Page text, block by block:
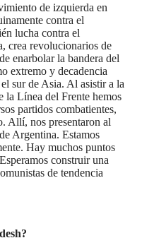
de izquierda en
contra el
lucha contra el
crea revolucionarios de
enarbolar la bandera del
extremo y decadencia
sur de Asia. Al asistir a la
la Línea del Frente hemos
partidos combatientes,
Allí, nos presentaron al
Argentina. Estamos
Hay muchos puntos
construir una
de tendencia